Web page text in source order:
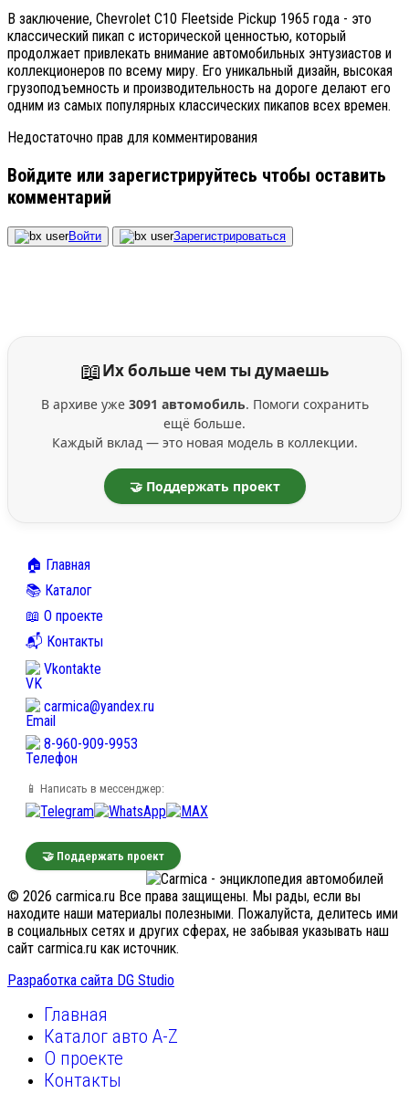
В заключение, Chevrolet C10 Fleetside Pickup 1965 года - это
классический пикап с исторической ценностью, который
продолжает привлекать внимание автомобильных энтузиастов и
коллекционеров по всему миру. Его уникальный дизайн, высокая
грузоподъемность и производительность на дороге делают его
одним из самых популярных классических пикапов всех времен.
Недостаточно прав для комментирования
Войдите или зарегистрируйтесь чтобы оставить
комментарий
Войти Зарегистрироваться
📖Их больше чем ты думаешь
В архиве уже 3091 автомобиль. Помоги сохранить
ещё больше.
Каждый вклад — это новая модель в коллекции.
🤝 Поддержать проект
🏠 Главная
📚 Каталог
📖 О проекте
📬 Контакты
Vkontakte
carmica@yandex.ru
8-960-909-9953
📱 Написать в мессенджер:
🤝 Поддержать проект
© 2026 carmica.ru Все права защищены. Мы рады, если вы
находите наши материалы полезными. Пожалуйста, делитесь ими
в социальных сетях и других сферах, не забывая указывать наш
сайт carmica.ru как источник.
Разработка сайта DG Studio
Главная
Каталог авто A-Z
О проекте
Контакты